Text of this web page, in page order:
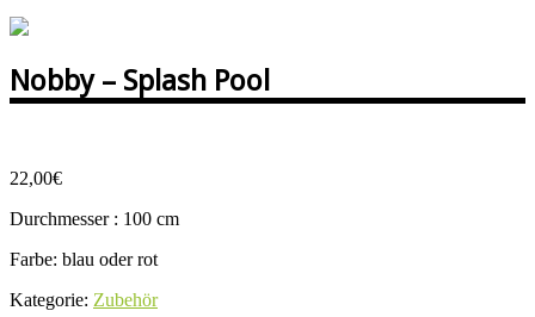
Nobby – Splash Pool
22,00€
Durchmesser : 100 cm
Farbe: blau oder rot
Kategorie: Zubehör